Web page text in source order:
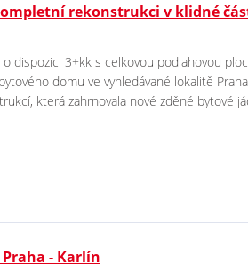
rekonstrukci v klidné
dispozici 3+kk s celkovou podlahovou
domu ve vyhledávané lokalitě
která zahrnovala nové zděné bytové
Praha - Karlín